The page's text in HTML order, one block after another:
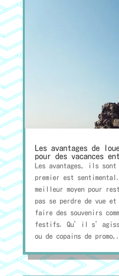
Les avantages de
pour des vacances
Les avantages, ils sont
premier est
meilleur moyen pour
pas se perdre de vue
faire des souvenirs
festifs. Qu’il
ou de copains de